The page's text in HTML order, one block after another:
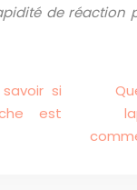
de réaction
si
est